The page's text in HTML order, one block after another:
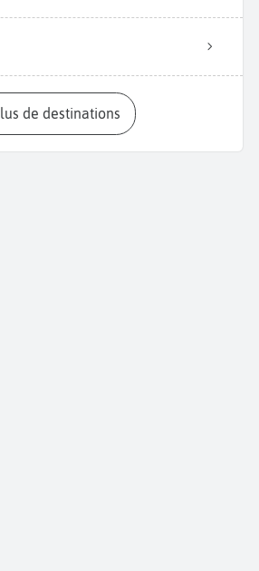
Plus de destinations